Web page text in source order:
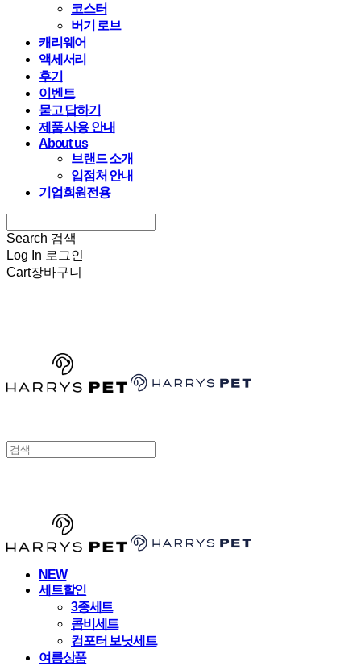
코스터
버기 로브
캐리웨어
액세서리
후기
이벤트
묻고 답하기
제품 사용 안내
About us
브랜드 소개
입점처 안내
기업회원전용
Search 검색
Log In 로그인
Cart장바구니
NEW
세트할인
3종세트
콤비세트
컴포터 보닛세트
여름상품